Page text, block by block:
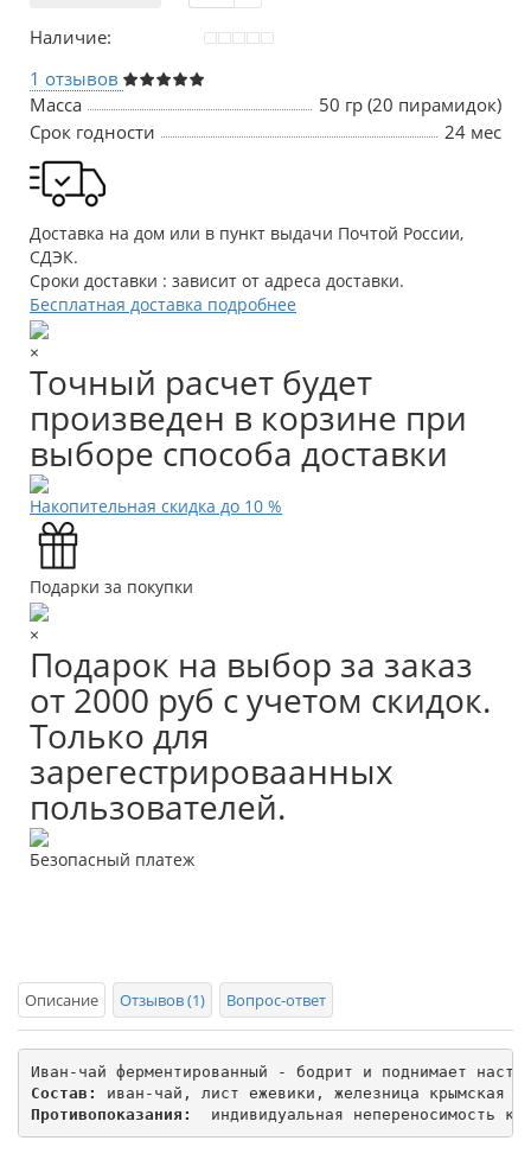
Наличие:
1 отзывов
Масса
50 гр (20 пирамидок)
Срок годности
24 мес
Доставка на дом или в пункт выдачи Почтой России,
СДЭК.
Сроки доставки : зависит от адреса доставки.
Бесплатная доставка подробнее
×
Точный расчет будет
произведен в корзине при
выборе способа доставки
Накопительная скидка до 10 %
Подарки за покупки
×
Подарок на выбор за заказ
от 2000 руб с учетом скидок.
Только для
зарегестрироваанных
пользователей.
Безопасный платеж
Описание Отзывов (1) Вопрос-ответ
Состав:
Противопоказания:
индивидуальная непереносимость